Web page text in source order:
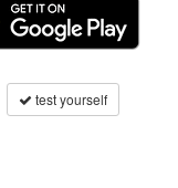
test yourself